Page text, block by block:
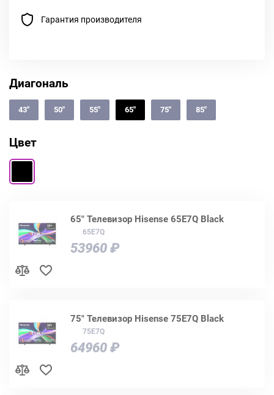
Гарантия производителя
Диагональ
43" 50" 55" 65" 75" 85"
Цвет
65" Телевизор Hisense 65E7Q Black
65E7Q
53960 ₽
75" Телевизор Hisense 75E7Q Black
75E7Q
64960 ₽